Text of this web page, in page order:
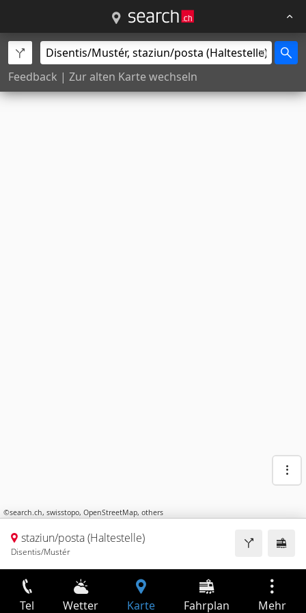
Feedback | Zur alten Karte wechseln
©search.ch, swisstopo, OpenStreetMap, others
staziun/posta (Haltestelle)
Disentis/Mustér
Tel Wetter Karte Fahrplan Mehr